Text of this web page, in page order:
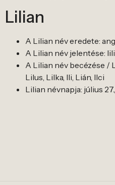
Lilian
A Lilian név eredete:
A Lilian név jelentése:
A Lilian név becézése /
Lilus, Lilka, Ili, Lián, Ilci
Lilian névnapja: július